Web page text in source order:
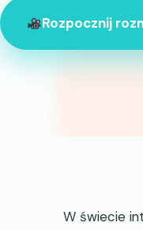
Rozpocznij
847 nieznajomych
W świecie